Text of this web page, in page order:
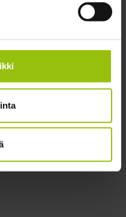
Fri at 9 a.m. – 3 p.m.